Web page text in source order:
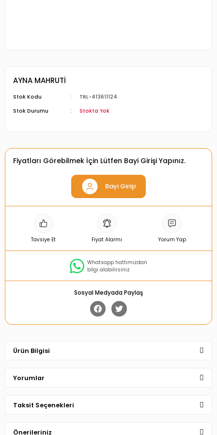
AYNA MAHRUTİ
Stok Kodu
TRL-413611124
Stok Durumu
Stokta Yok
Fiyatları Görebilmek İçin Lütfen Bayi Girişi Yapınız.
Bayi Girişi
Tavsiye Et Fiyat Alarmı Yorum Yap
Whatsapp hattımızdan
bilgi alabilirsiniz
Sosyal Medyada Paylaş
Ürün Bilgisi
Yorumlar
Taksit Seçenekleri
Önerileriniz